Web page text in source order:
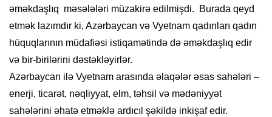
əməkdaşlıq məsələləri müzakirə edilmişdi. Burada qeyd
etmək lazımdır ki, Azərbaycan və Vyetnam qadınları qadın
hüquqlarının müdafiəsi istiqamətində də əməkdaşlıq edir
və bir-birilərini dəstəkləyirlər.
Azərbaycan ilə Vyetnam arasında əlaqələr əsas sahələri –
enerji, ticarət, nəqliyyat, elm, təhsil və mədəniyyət
sahələrini əhatə etməklə ardıcıl şəkildə inkişaf edir.